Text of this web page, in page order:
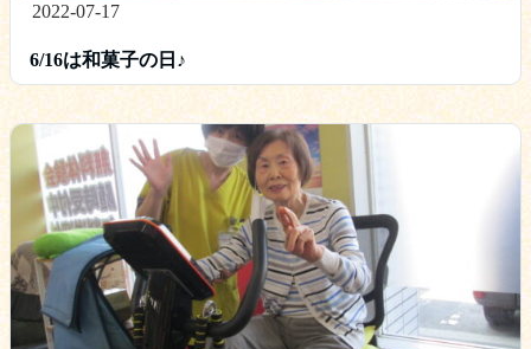
2022-07-17
6/16は和菓子の日♪